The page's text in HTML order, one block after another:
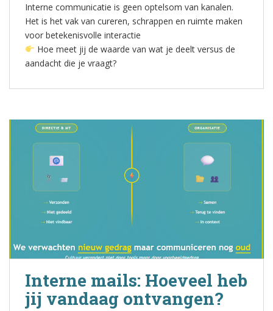
Interne communicatie is geen optelsom van kanalen.
Het is het vak van cureren, schrappen en ruimte maken
voor betekenisvolle interactie
Hoe meet jij de waarde van wat je deelt versus de
aandacht die je vraagt?
Interne mails: Hoeveel heb
jij vandaag ontvangen?